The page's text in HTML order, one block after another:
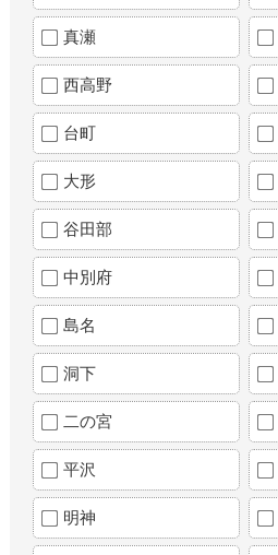
真瀬
西高野
台町
大形
谷田部
中別府
島名
洞下
二の宮
平沢
明神